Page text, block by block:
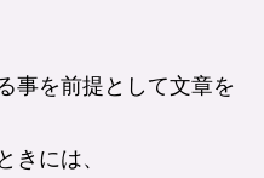
事を前提として文章を
きには、